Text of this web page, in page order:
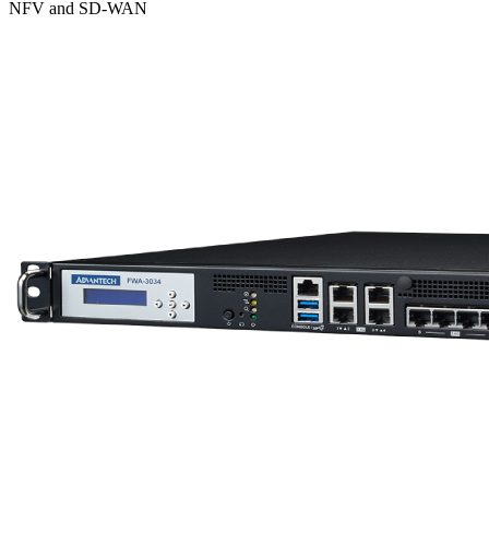
NFV and SD-WAN